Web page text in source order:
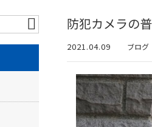
防犯カメラの
2021.04.09 ブログ